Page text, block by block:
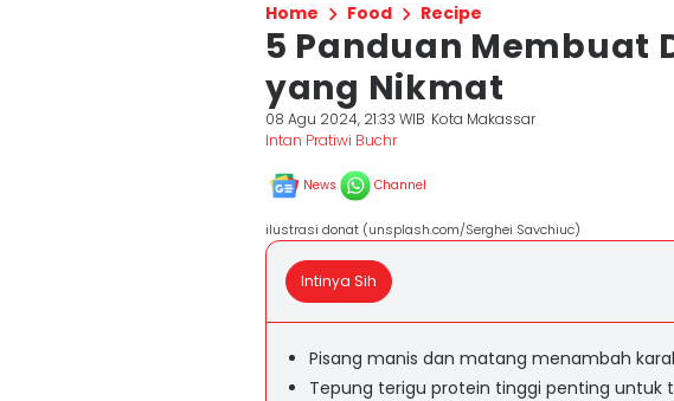
Home Food Recipe
5 Panduan Membuat
yang Nikmat
08 Agu 2024, 21:33 WIB Kota Makassar
Intan Pratiwi Buchr
News Channel
ilustrasi donat (unsplash.com/Serghei Savchiuc)
Intinya Sih
Pisang manis dan matang menambah
Tepung terigu protein tinggi penting untuk